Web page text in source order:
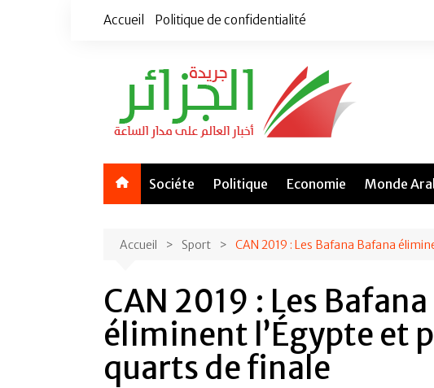
Accueil Politique de confidentialité
Sociéte Politique Economie Monde
Accueil Sport CAN 2019 : Les Bafana Bafana
CAN 2019 : Les
éliminent l’Égypte et
quarts de finale